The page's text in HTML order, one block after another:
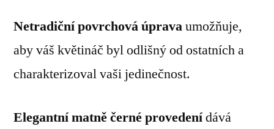
Netradiční povrchová úpravaumožňuje,
aby váš květináč byl odlišný od ostatních a
charakterizoval vaši jedinečnost.
Elegantní matně černé provedenídává